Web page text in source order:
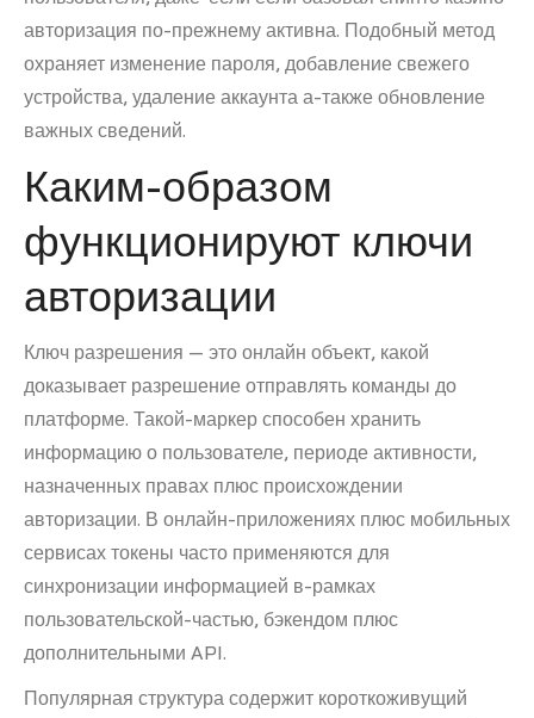
авторизация по-прежнему активна. Подобный метод
охраняет изменение пароля, добавление свежего
устройства, удаление аккаунта а-также обновление
важных сведений.
Каким-образом
функционируют ключи
авторизации
Ключ разрешения — это онлайн объект, какой
доказывает разрешение отправлять команды до
платформе. Такой-маркер способен хранить
информацию о пользователе, периоде активности,
назначенных правах плюс происхождении
авторизации. В онлайн-приложениях плюс мобильных
сервисах токены часто применяются для
синхронизации информацией в-рамках
пользовательской-частью, бэкендом плюс
дополнительными API.
Популярная структура содержит короткоживущий